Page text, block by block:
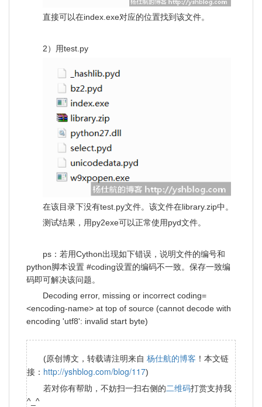
直接可以在index.exe对应的位置找到该文件。
2）用test.py
在该目录下没有test.py文件。该文件在library.zip中。
测试结果，用py2exe可以正常使用pyd文件。
ps：若用Cython出现如下错误，说明文件的编号和
python脚本设置 #coding设置的编码不一致。保存一致编
码即可解决该问题。
Decoding error, missing or incorrect coding=
<encoding-name> at top of source (cannot decode with
encoding 'utf8': invalid start byte)
(原创博文，转载请注明来自 杨仕航的博客 ！本文链
接： http://yshblog.com/blog/117)
若对你有帮助，不妨扫一扫右侧的二维码打赏支持我
^_^